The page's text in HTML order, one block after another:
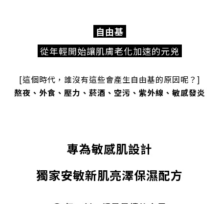
自由基
從年輕開始讓肌膚老化加速的元兇
[這個時代，誰沒有這些會產生自由基的原因呢？]
熬夜、外食、壓力、菸酒、空污、紫外線、敏感發炎
專為敏感肌設計
獨家安敏新肌亮澤保濕配方